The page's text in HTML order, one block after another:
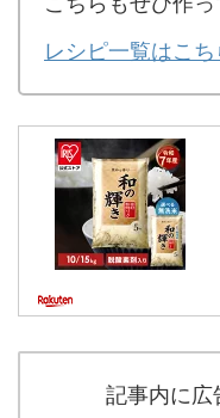
レシピ一覧はこち
記事内に広